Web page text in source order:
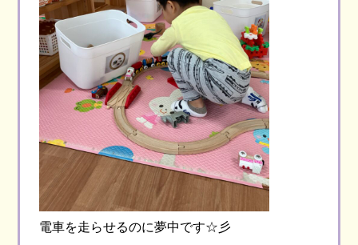
電車を走らせるのに夢中です☆彡